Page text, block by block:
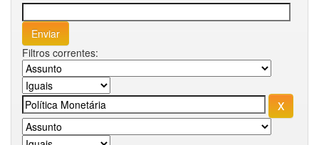
Filtros correntes: